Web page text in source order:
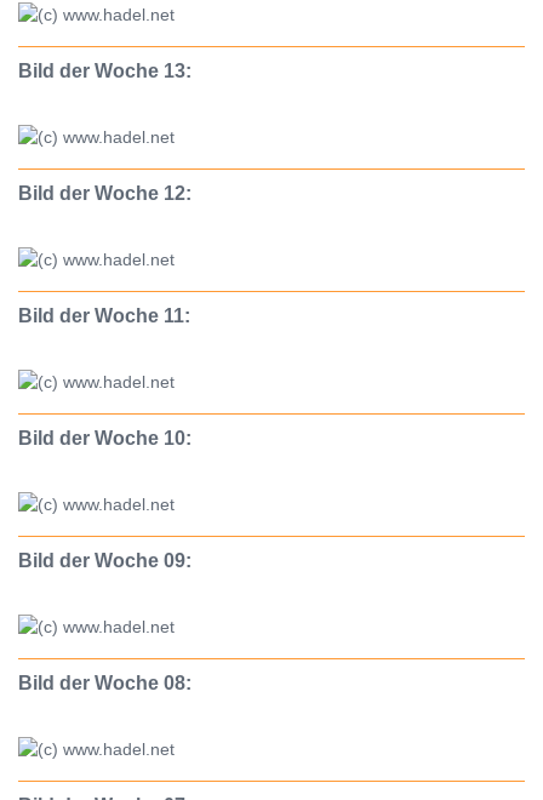
Bild der Woche 13:
Bild der Woche 12:
Bild der Woche 11:
Bild der Woche 10:
Bild der Woche 09:
Bild der Woche 08: